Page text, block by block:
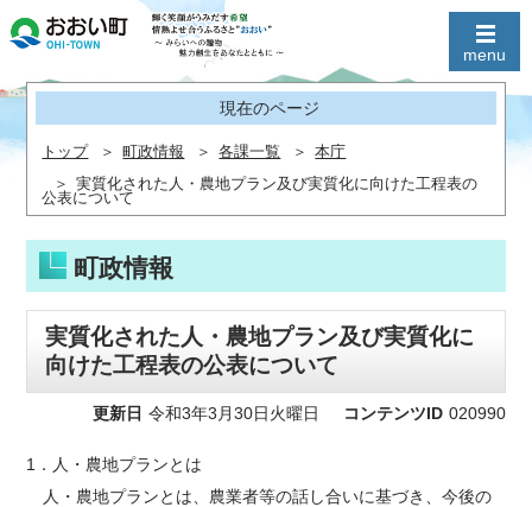
現在のページ
トップ 町政情報 各課一覧
本庁
実質化された人・農地プラン及び実質化に向けた工程表の
公表について
町政情報
実質化された人・農地プラン及び実質化に
向けた工程表の公表について
更新日 令和3年3月30日火曜日 コンテンツID 020990
1．人・農地プランとは
人・農地プランとは、農業者等の話し合いに基づき、今後の